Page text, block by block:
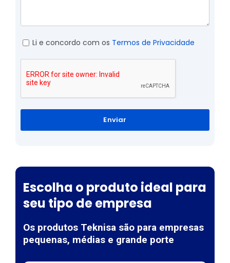
Li e concordo com os Termos de Privacidade
Enviar
Escolha o produto ideal para
seu tipo de empresa
Os produtos Teknisa são para empresas
pequenas, médias e grande porte